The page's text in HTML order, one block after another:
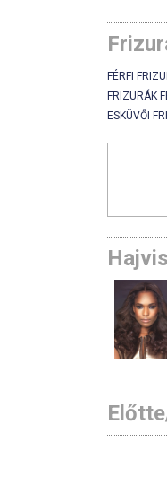
FÉRFI
FRIZURÁK
ESKÜVŐI